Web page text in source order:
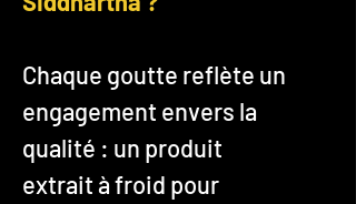
Chaque goutte reflète un
engagement envers la
qualité : un produit
extrait à froid pour